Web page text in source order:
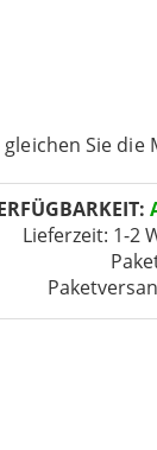
Sie die
Lieferzeit: 1-2